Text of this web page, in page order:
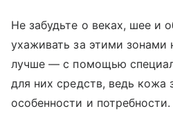
Не забудьте о веках, шее и
ухаживать за этими
лучше — с помощью
для них средств, ведь кожа
особенности и потребности.